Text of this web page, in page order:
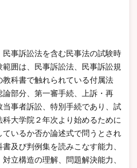
民事訴訟法を含む民事法の試験時
範囲は、民事訴訟法、民事訴訟規
教科書で触れられている付属法
論部分、第一審手続、上訴・再
当事者訴訟、特別手続であり、試
大学院２年次より始めるために
ているか否か論述式で問うとされ
及び判例集を読みこなす能力、
立構造の理解、問題解決能力、